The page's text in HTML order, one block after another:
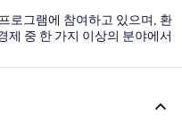
로그램에 참여하고 있으며, 환
제 중 한 가지 이상의 분야에서